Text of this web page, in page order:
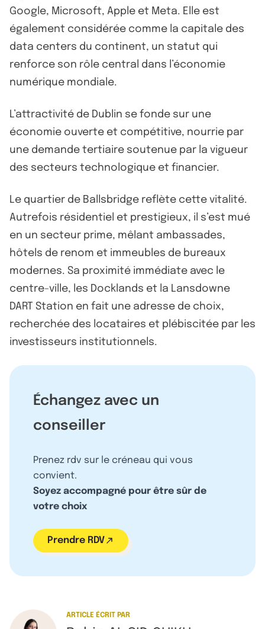
Google, Microsoft, Apple et Meta. Elle est
également considérée comme la capitale des
data centers du continent, un statut qui
renforce son rôle central dans l’économie
numérique mondiale.
L’attractivité de Dublin se fonde sur une
économie ouverte et compétitive, nourrie par
une demande tertiaire soutenue par la vigueur
des secteurs technologique et financier.
Le quartier de Ballsbridge reflète cette vitalité.
Autrefois résidentiel et prestigieux, il s’est mué
en un secteur prime, mêlant ambassades,
hôtels de renom et immeubles de bureaux
modernes. Sa proximité immédiate avec le
centre-ville, les Docklands et la Lansdowne
DART Station en fait une adresse de choix,
recherchée des locataires et plébiscitée par les
investisseurs institutionnels.
Échangez avec un
conseiller
Prenez rdv sur le créneau qui vous
convient.
Soyez accompagné pour être sûr de
votre choix
Prendre RDV
ARTICLE ÉCRIT PAR